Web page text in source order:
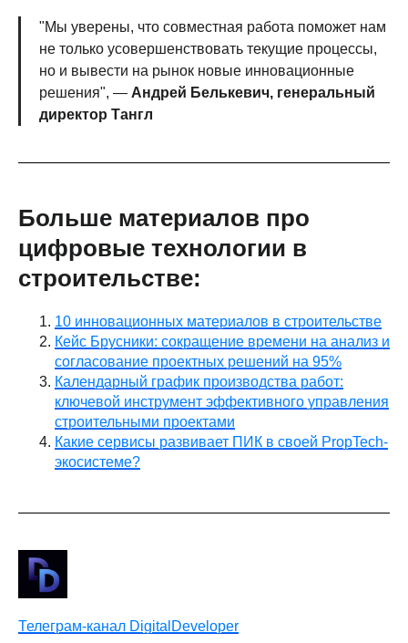
"Мы уверены, что совместная работа поможет нам
не только усовершенствовать текущие процессы,
но и вывести на рынок новые инновационные
решения", — Андрей Белькевич, генеральный
директор Тангл
Больше материалов про
цифровые технологии в
строительстве:
10 инновационных материалов в строительстве
Кейс Брусники: сокращение времени на анализ и
согласование проектных решений на 95%
Календарный график производства работ:
ключевой инструмент эффективного управления
строительными проектами
Какие сервисы развивает ПИК в своей PropTech-
экосистеме?
Телеграм-канал DigitalDeveloper